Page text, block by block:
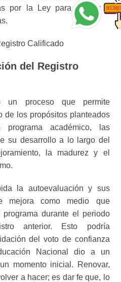
por la Ley para ofrecer y
Calificado
del Registro
un proceso que permite
de los propósitos planteados
académico, las
su desarrollo a lo largo del
la madurez y el
la autoevaluación y sus
mejora como medio que
durante el periodo
anterior. Esto podría
del voto de confianza
Nacional dio a un
momento inicial. Renovar,
a hacer; es dar fe que, lo